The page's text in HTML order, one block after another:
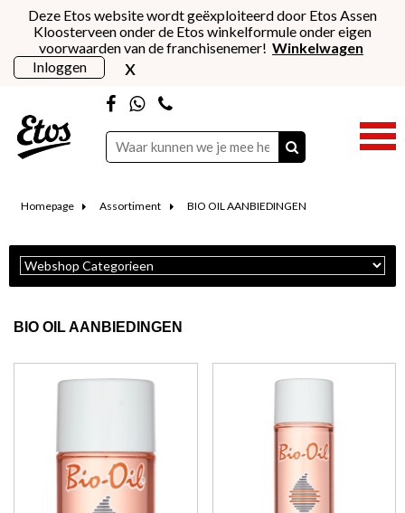
Deze Etos website wordt geëxploiteerd door Etos Assen
Kloosterveen onder de Etos winkelformule onder eigen
voorwaarden van de franchisenemer! Winkelwagen
Inloggen
x
Homepage Assortiment BIO OIL AANBIEDINGEN
BIO OIL AANBIEDINGEN